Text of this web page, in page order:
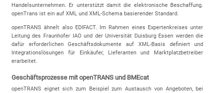
Handelsunternehmen. Er unterstützt damit die elektronische Beschaffung.
openTrans ist ein auf XML und XML-Schema basierender Standard.
openTRANS ähnelt also EDIFACT. Im Rahmen eines Expertenkreises unter
Leitung des Fraunhofer IAO und der Universität Duisburg Essen werden die
dafür erforderlichen Geschäftsdokumente auf XML-Basis definiert und
Integrationslösungen für Einkäufer, Lieferanten und Marktplatzbetreiber
erarbeitet.
Geschäftsprozesse mit openTRANS und BMEcat
openTRANS eignet sich zum Beispiel zum Austausch von Angeboten, bei